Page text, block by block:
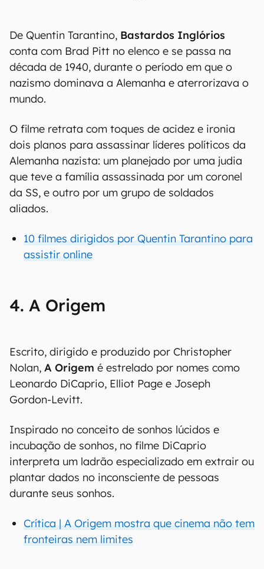
De Quentin Tarantino, Bastardos Inglórios
conta com Brad Pitt no elenco e se passa na
década de 1940, durante o período em que o
nazismo dominava a Alemanha e aterrorizava o
mundo.
O filme retrata com toques de acidez e ironia
dois planos para assassinar líderes políticos da
Alemanha nazista: um planejado por uma judia
que teve a família assassinada por um coronel
da SS, e outro por um grupo de soldados
aliados.
10 filmes dirigidos por Quentin Tarantino para
assistir online
4. A Origem
Escrito, dirigido e produzido por Christopher
Nolan, A Origem é estrelado por nomes como
Leonardo DiCaprio, Elliot Page e Joseph
Gordon-Levitt.
Inspirado no conceito de sonhos lúcidos e
incubação de sonhos, no filme DiCaprio
interpreta um ladrão especializado em extrair ou
plantar dados no inconsciente de pessoas
durante seus sonhos.
Crítica | A Origem mostra que cinema não tem
fronteiras nem limites